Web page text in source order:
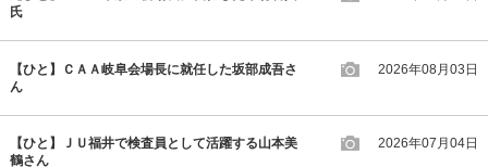
氏
【ひと】ＣＡＡ岐阜会場長に就任した坂部成吾さ
ん
2026年08月03日
【ひと】ＪＵ福井で検査員として活躍する山本美
鶴さん
2026年07月04日